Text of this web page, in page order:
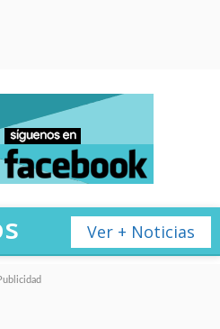
Ver + Noticias